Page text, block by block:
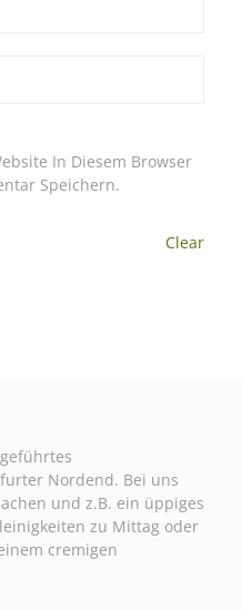
In Diesem Browser
Speichern.
Clear
Nordend. Bei uns
und z.B. ein üppiges
zu Mittag oder
cremigen